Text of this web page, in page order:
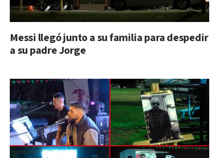
Messi llegó junto a su familia para despedir
a su padre Jorge